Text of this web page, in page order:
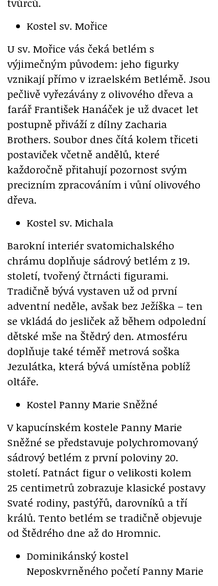
tvůrců.
Kostel sv. Mořice
U sv. Mořice vás čeká betlém s
výjimečným původem: jeho figurky
vznikají přímo v izraelském Betlémě. Jsou
pečlivě vyřezávány z olivového dřeva a
farář František Hanáček je už dvacet let
postupně přiváží z dílny Zacharia
Brothers. Soubor dnes čítá kolem třiceti
postaviček včetně andělů, které
každoročně přitahují pozornost svým
precizním zpracováním i vůní olivového
dřeva.
Kostel sv. Michala
Barokní interiér svatomichalského
chrámu doplňuje sádrový betlém z 19.
století, tvořený čtrnácti figurami.
Tradičně bývá vystaven už od první
adventní neděle, avšak bez Ježíška – ten
se vkládá do jesliček až během odpolední
dětské mše na Štědrý den. Atmosféru
doplňuje také téměř metrová soška
Jezulátka, která bývá umístěna poblíž
oltáře.
Kostel Panny Marie Sněžné
V kapucínském kostele Panny Marie
Sněžné se představuje polychromovaný
sádrový betlém z první poloviny 20.
století. Patnáct figur o velikosti kolem
25 centimetrů zobrazuje klasické postavy
Svaté rodiny, pastýřů, darovníků a tří
králů. Tento betlém se tradičně objevuje
od Štědrého dne až do Hromnic.
Dominikánský kostel
Neposkvrněného početí Panny Marie